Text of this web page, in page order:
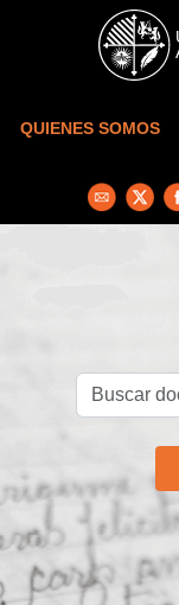
Skip to main content
QUIENES SOMOS